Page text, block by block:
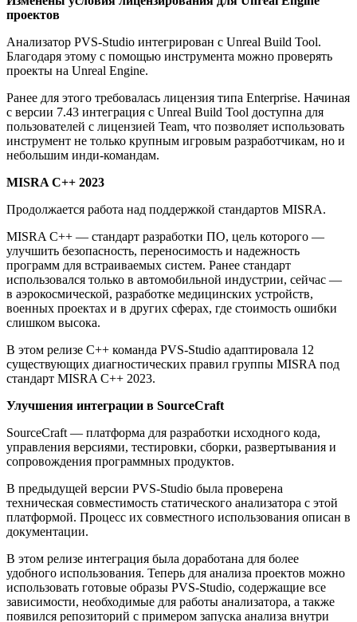
проектов
Анализатор PVS-Studio интегрирован с Unreal Build Tool.
Благодаря этому с помощью инструмента можно проверять
проекты на Unreal Engine.
Ранее для этого требовалась лицензия типа Enterprise. Начиная
с версии 7.43 интеграция с Unreal Build Tool доступна для
пользователей с лицензией Team, что позволяет использовать
инструмент не только крупным игровым разработчикам, но и
небольшим инди-командам.
MISRA C++ 2023
Продолжается работа над поддержкой стандартов MISRA.
MISRA C++ — стандарт разработки ПО, цель которого —
улучшить безопасность, переносимость и надежность
программ для встраиваемых систем. Ранее стандарт
использовался только в автомобильной индустрии, сейчас —
в аэрокосмической, разработке медицинских устройств,
военных проектах и в других сферах, где стоимость ошибки
слишком высока.
В этом релизе C++ команда PVS-Studio адаптировала 12
существующих диагностических правил группы MISRA под
стандарт MISRA C++ 2023.
Улучшения интеграции в SourceCraft
SourceCraft — платформа для разработки исходного кода,
управления версиями, тестировки, сборки, развертывания и
сопровождения программных продуктов.
В предыдущей версии PVS-Studio была проверена
техническая совместимость статического анализатора с этой
платформой. Процесс их совместного использования описан в
документации.
В этом релизе интеграция была доработана для более
удобного использования. Теперь для анализа проектов можно
использовать готовые образы PVS-Studio, содержащие все
зависимости, необходимые для работы анализатора, а также
появился репозиторий с примером запуска анализа внутри